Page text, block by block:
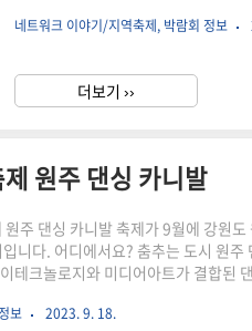
체 및 공공기관 동아리 공연전문팀
즐기러 오세요!!^^
네트워크 이야기/지역축제, 박람회 정보
더보기 ››
원주 댄싱 카니발
주 댄싱 카니발 축제가 9월에 강원
니다. 어디에서요? 춤추는 도시 원
테크놀로지와 미디어아트가 결합된
보 2023. 9. 18.